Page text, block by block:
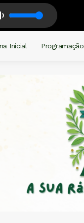
Inicial Programação